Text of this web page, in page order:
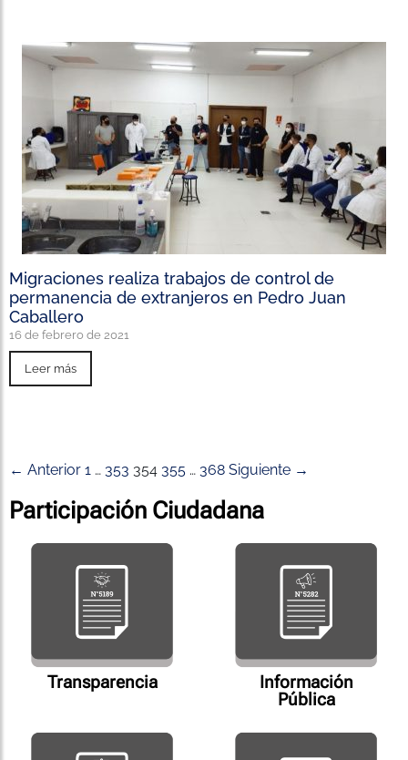
Migraciones realiza trabajos de control de
permanencia de extranjeros en Pedro Juan
Caballero
16 de febrero de 2021
Leer más
← Anterior 1 … 353 354 355 … 368 Siguiente →
Participación Ciudadana
Transparencia
Información
Pública